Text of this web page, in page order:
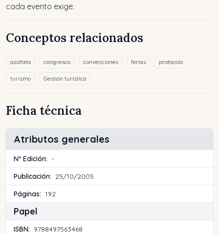
cada evento exige.
Conceptos relacionados
azafata congresos convenciones ferias protocolo
turismo Gestión turística
Ficha técnica
Atributos generales
Nº Edición: -
Publicación: 25/10/2005
Páginas: 192
Papel
ISBN: 9788497563468